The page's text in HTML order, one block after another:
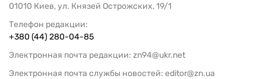
01010 Киев, ул. Князей Острожских, 19/1
Телефон редакции:
+380 (44) 280-04-85
Электронная почта редакции: zn94@ukr.net
Электронная почта службы новостей: editor@zn.ua